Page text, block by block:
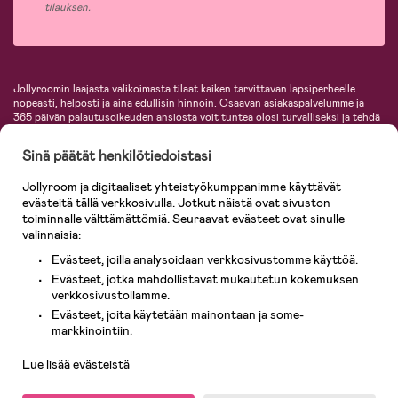
tilauksen.
Jollyroomin laajasta valikoimasta tilaat kaiken tarvittavan lapsiperheelle
nopeasti, helposti ja aina edullisin hinnoin. Osaavan asiakaspalvelumme ja
365 päivän palautusoikeuden ansiosta voit tuntea olosi turvalliseksi ja tehdä
lastentarvikkeita sekä paljon muuta. Meiltä löydät lukuisia tunnettuja
KidKraft, Ergobaby, Philips Avent, Neonate, Cybex, LEGO ja monia muita!
Tervetuloa shoppailemaan Pohjoismaiden suurimpaan lastentarvikkeiden
verkkokauppaan!
Sinä päätät henkilötiedoistasi
Jollyroom ja digitaaliset yhteistyökumppanimme käyttävät
evästeitä tällä verkkosivulla. Jotkut näistä ovat sivuston
toiminnalle välttämättömiä. Seuraavat evästeet ovat sinulle
valinnaisia:
Evästeet, joilla analysoidaan verkkosivustomme käyttöä.
Evästeet, jotka mahdollistavat mukautetun kokemuksen
verkkosivustollamme.
Evästeet, joita käytetään mainontaan ja some-
markkinointiin.
Lue lisää evästeistä